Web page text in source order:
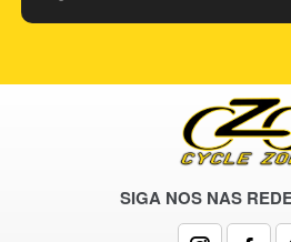
SIGA NOS NAS